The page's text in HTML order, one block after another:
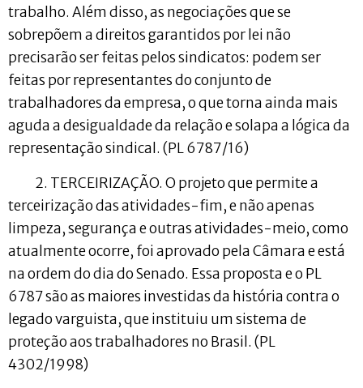
trabalho. Além disso, as negociações que se
sobrepõem a direitos garantidos por lei não
precisarão ser feitas pelos sindicatos: podem ser
feitas por representantes do conjunto de
trabalhadores da empresa, o que torna ainda mais
aguda a desigualdade da relação e solapa a lógica da
representação sindical. (PL 6787/16)
2. TERCEIRIZAÇÃO. O projeto que permite a
terceirização das atividades-fim, e não apenas
limpeza, segurança e outras atividades-meio, como
atualmente ocorre, foi aprovado pela Câmara e está
na ordem do dia do Senado. Essa proposta e o PL
6787 são as maiores investidas da história contra o
legado varguista, que instituiu um sistema de
proteção aos trabalhadores no Brasil. (PL
4302/1998)